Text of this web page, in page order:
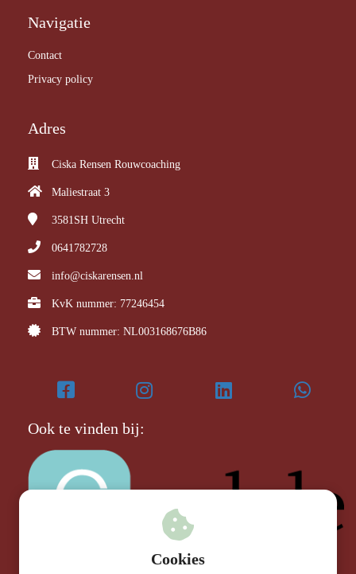
Navigatie
Contact
Privacy policy
Adres
Ciska Rensen Rouwcoaching
Maliestraat 3
3581SH Utrecht
0641782728
info@ciskarensen.nl
KvK nummer: 77246454
BTW nummer: NL003168676B86
Ook te vinden bij:
Cookies